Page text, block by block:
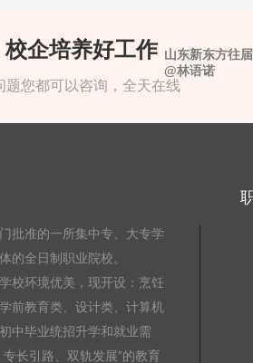
企培养好工作
题您都可以咨询，全天在线
山东新东方往
@林语诺
批准的一所集中专、大专学
的全日制职业院校。
校环境优美，现开设：烹饪
前教育类、设计类、计算机
中毕业统招升学和就业需
长引路、双轨发展”的教育